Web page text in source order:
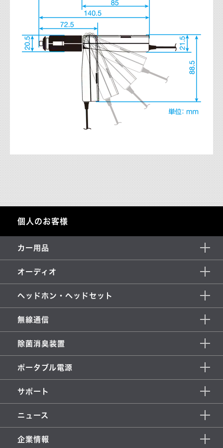
個人のお客様
カー用品
オーディオ
ヘッドホン・ヘッドセット
無線通信
除菌消臭装置
ポータブル電源
サポート
ニュース
企業情報